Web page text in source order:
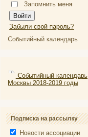
Запомнить меня
Забыли свой пароль?
Событийный календарь
Событийный календарь
Москвы 2018-2019 годы
Подписка на рассылку
Новости ассоциации